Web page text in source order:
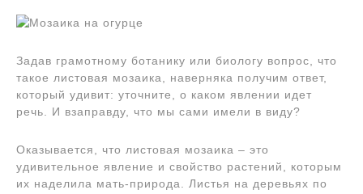
Задав грамотному ботанику или биологу вопрос, что
такое листовая мозаика, наверняка получим ответ,
который удивит: уточните, о каком явлении идет
речь. И взаправду, что мы сами имели в виду?
Оказывается, что листовая мозаика – это
удивительное явление и свойство растений, которым
их наделила мать-природа. Листья на деревьях по